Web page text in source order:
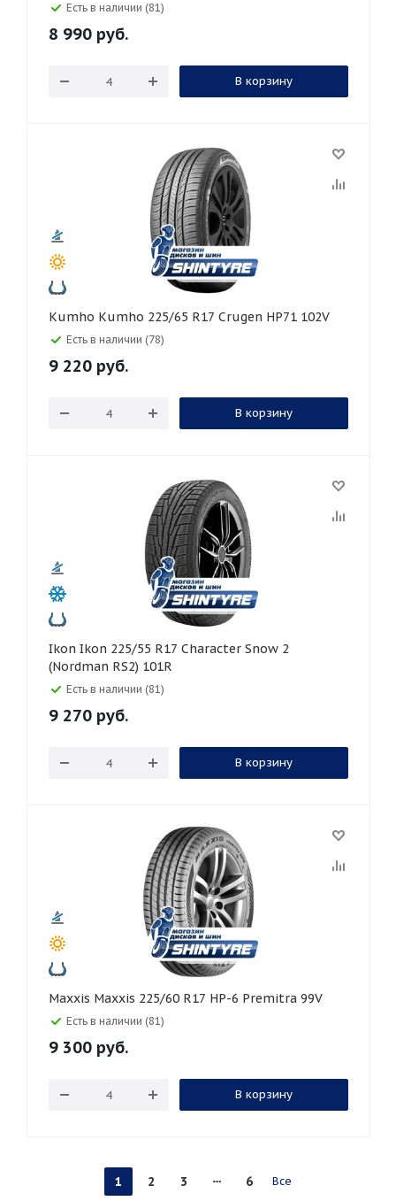
Есть в наличии (81)
8 990 руб.
В корзину
Kumho Kumho 225/65 R17 Crugen HP71 102V
Есть в наличии (78)
9 220 руб.
В корзину
Ikon Ikon 225/55 R17 Character Snow 2
(Nordman RS2) 101R
Есть в наличии (81)
9 270 руб.
В корзину
Maxxis Maxxis 225/60 R17 HP-6 Premitra 99V
Есть в наличии (81)
9 300 руб.
В корзину
1 2 3 6 Все